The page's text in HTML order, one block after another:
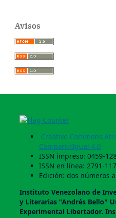
Avisos
Creative Commons
CompartirIgual 4.0
ISSN impreso: 0459-
ISSN en línea: 2791-
Edición: dos números
Instituto Venezolano de
y Literarias "Andrés Bello"
Experimental Libertador.